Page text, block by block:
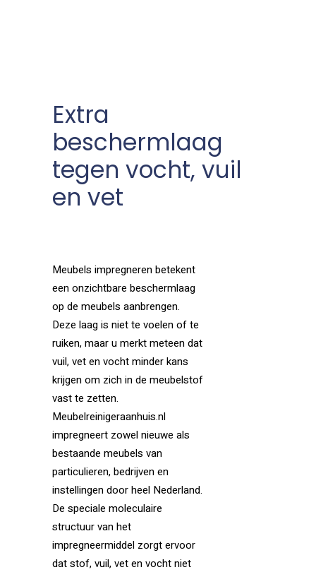
Extra
beschermlaag
tegen vocht, vuil
en vet
Meubels impregneren betekent
een onzichtbare beschermlaag
op de meubels aanbrengen.
Deze laag is niet te voelen of te
ruiken, maar u merkt meteen dat
vuil, vet en vocht minder kans
krijgen om zich in de meubelstof
vast te zetten.
Meubelreinigeraanhuis.nl
impregneert zowel nieuwe als
bestaande meubels van
particulieren, bedrijven en
instellingen door heel Nederland.
De speciale moleculaire
structuur van het
impregneermiddel zorgt ervoor
dat stof, vuil, vet en vocht niet